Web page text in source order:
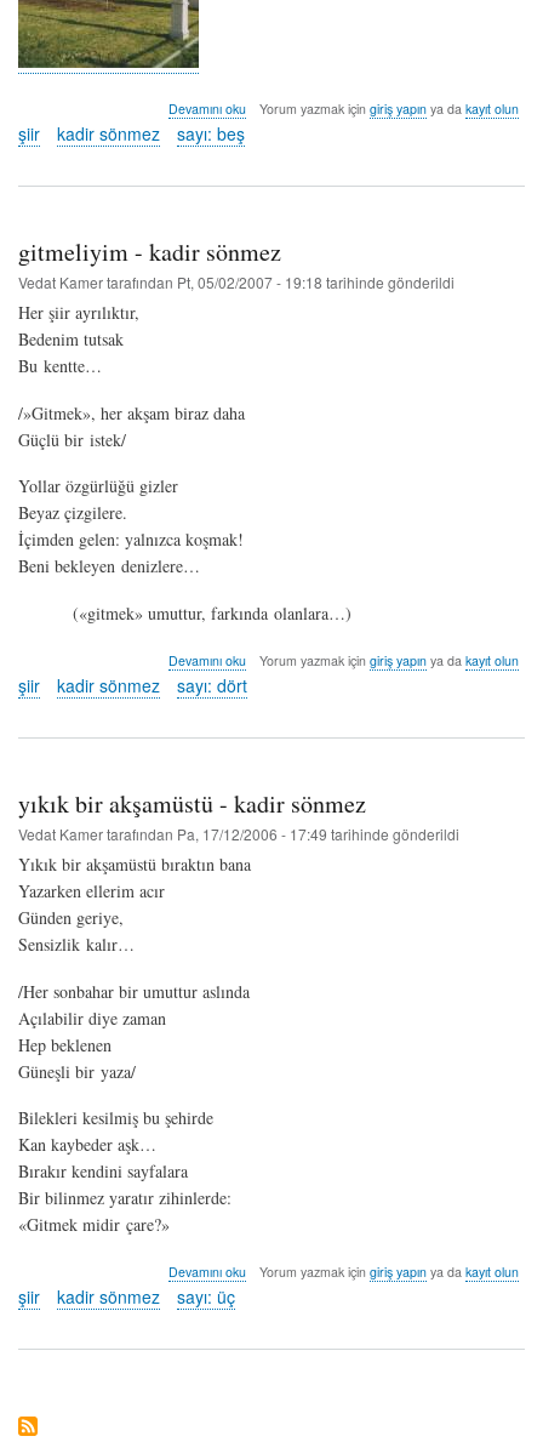
yakın
uzak:
umutlar
sönmez
Devamını oku Yorum yazmak için giriş yapınya da kayıt olun
şiir kadir sönmez sayı: beş
gitmeliyim - kadir sönmez
Vedat Kamertarafından Pt, 05/02/2007 - 19:18 tarihinde gönderildi
Her şiir ayrılıktır,
Bedenim tutsak
Bu kentte…
/»Gitmek», her akşam biraz daha
Güçlü bir istek/
Yollar özgürlüğü gizler
Beyaz çizgilere.
İçimden gelen: yalnızca koşmak!
Beni bekleyen denizlere…
(«gitmek» umuttur, farkında olanlara…)
gitmeliyim
kadir
hakkında
Devamını oku Yorum yazmak için giriş yapınya da kayıt olun
şiir kadir sönmez sayı: dört
yıkık bir akşamüstü - kadir sönmez
Vedat Kamertarafından Pa, 17/12/2006 - 17:49 tarihinde gönderildi
Yıkık bir akşamüstü bıraktın bana
Yazarken ellerim acır
Günden geriye,
Sensizlik kalır…
/Her sonbahar bir umuttur aslında
Açılabilir diye zaman
Hep beklenen
Güneşli bir yaza/
Bilekleri kesilmiş bu şehirde
Kan kaybeder aşk…
Bırakır kendini sayfalara
Bir bilinmez yaratır zihinlerde:
«Gitmek midir çare?»
yıkık
bir
akşamüstü
kadir
Devamını oku Yorum yazmak için giriş yapınya da kayıt olun
şiir kadir sönmez sayı: üç